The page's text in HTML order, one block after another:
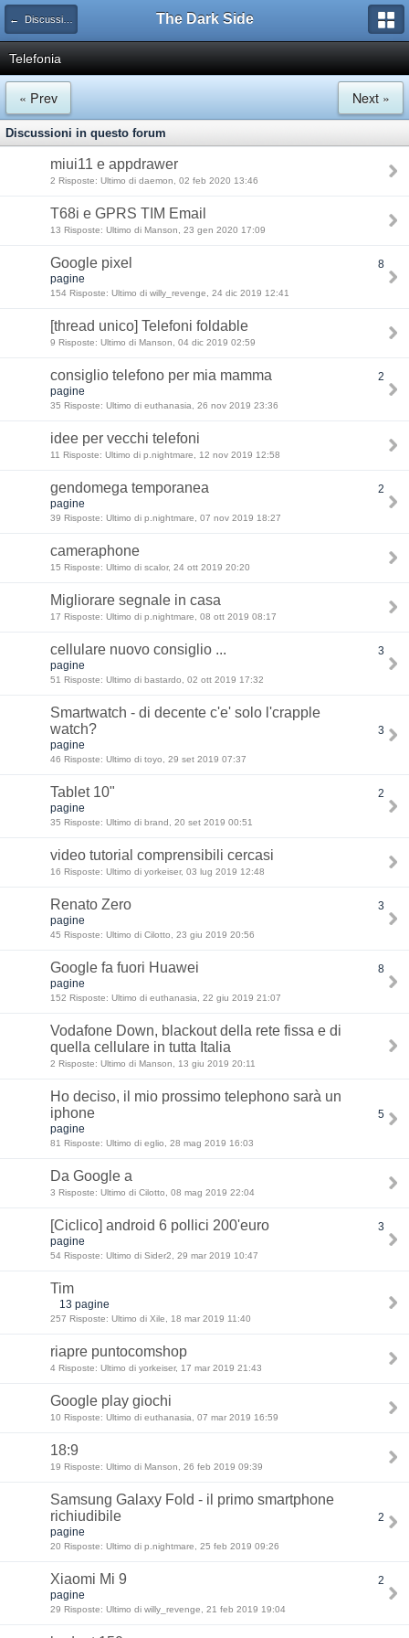
← Discussioni Tecniche The Dark Side
Telefonia
« Prev Next »
Discussioni in questo forum
miui11 e appdrawer
2 Risposte: Ultimo di daemon, 02 feb 2020 13:46
T68i e GPRS TIM Email
13 Risposte: Ultimo di Manson, 23 gen 2020 17:09
Google pixel
8
pagine
154 Risposte: Ultimo di willy_revenge, 24 dic 2019 12:41
[thread unico] Telefoni foldable
9 Risposte: Ultimo di Manson, 04 dic 2019 02:59
consiglio telefono per mia mamma
2
pagine
35 Risposte: Ultimo di euthanasia, 26 nov 2019 23:36
idee per vecchi telefoni
11 Risposte: Ultimo di p.nightmare, 12 nov 2019 12:58
gendomega temporanea
2
pagine
39 Risposte: Ultimo di p.nightmare, 07 nov 2019 18:27
cameraphone
15 Risposte: Ultimo di scalor, 24 ott 2019 20:20
Migliorare segnale in casa
17 Risposte: Ultimo di p.nightmare, 08 ott 2019 08:17
cellulare nuovo consiglio ...
3
pagine
51 Risposte: Ultimo di bastardo, 02 ott 2019 17:32
Smartwatch - di decente c'e' solo l'crapple
watch?
3
pagine
46 Risposte: Ultimo di toyo, 29 set 2019 07:37
Tablet 10"
2
pagine
35 Risposte: Ultimo di brand, 20 set 2019 00:51
video tutorial comprensibili cercasi
16 Risposte: Ultimo di yorkeiser, 03 lug 2019 12:48
Renato Zero
3
pagine
45 Risposte: Ultimo di Cilotto, 23 giu 2019 20:56
Google fa fuori Huawei
8
pagine
152 Risposte: Ultimo di euthanasia, 22 giu 2019 21:07
Vodafone Down, blackout della rete fissa e di
quella cellulare in tutta Italia
2 Risposte: Ultimo di Manson, 13 giu 2019 20:11
Ho deciso, il mio prossimo telephono sarà un
iphone
5
pagine
81 Risposte: Ultimo di eglio, 28 mag 2019 16:03
Da Google a
3 Risposte: Ultimo di Cilotto, 08 mag 2019 22:04
[Ciclico] android 6 pollici 200'euro
3
pagine
54 Risposte: Ultimo di Sider2, 29 mar 2019 10:47
Tim
13 pagine
257 Risposte: Ultimo di Xile, 18 mar 2019 11:40
riapre puntocomshop
4 Risposte: Ultimo di yorkeiser, 17 mar 2019 21:43
Google play giochi
10 Risposte: Ultimo di euthanasia, 07 mar 2019 16:59
18:9
19 Risposte: Ultimo di Manson, 26 feb 2019 09:39
Samsung Galaxy Fold - il primo smartphone
richiudibile
2
pagine
20 Risposte: Ultimo di p.nightmare, 25 feb 2019 09:26
Xiaomi Mi 9
2
pagine
29 Risposte: Ultimo di willy_revenge, 21 feb 2019 19:04